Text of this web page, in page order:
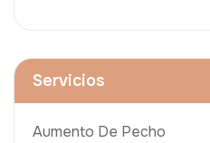
Servicios
Aumento De Pecho